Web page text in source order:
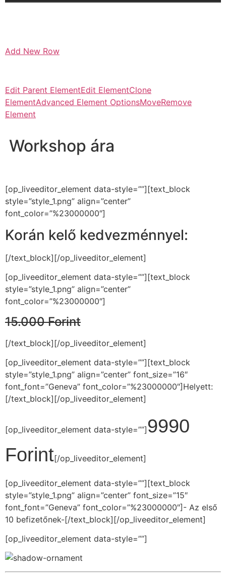
Add New Row
Edit Parent ElementEdit ElementClone
ElementAdvanced Element OptionsMoveRemove
Element
Workshop ára
[op_liveeditor_element data-style=””][text_block
style=”style_1.png” align=”center”
font_color=”%23000000″]
Korán kelő kedvezménnyel:
[/text_block][/op_liveeditor_element]
[op_liveeditor_element data-style=””][text_block
style=”style_1.png” align=”center”
font_color=”%23000000″]
15.000 Forint
[/text_block][/op_liveeditor_element]
[op_liveeditor_element data-style=””][text_block
style=”style_1.png” align=”center” font_size=”16″
font_font=”Geneva” font_color=”%23000000″]Helyett:
[/text_block][/op_liveeditor_element]
[op_liveeditor_element data-style=””]9990
Forint[/op_liveeditor_element]
[op_liveeditor_element data-style=””][text_block
style=”style_1.png” align=”center” font_size=”15″
font_font=”Geneva” font_color=”%23000000″]- Az első
10 befizetőnek-[/text_block][/op_liveeditor_element]
[op_liveeditor_element data-style=””]